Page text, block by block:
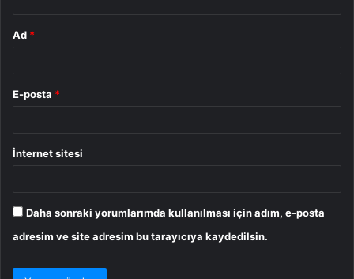
Ad *
E-posta *
İnternet sitesi
Daha sonraki yorumlarımda kullanılması için adım, e-posta
adresim ve site adresim bu tarayıcıya kaydedilsin.